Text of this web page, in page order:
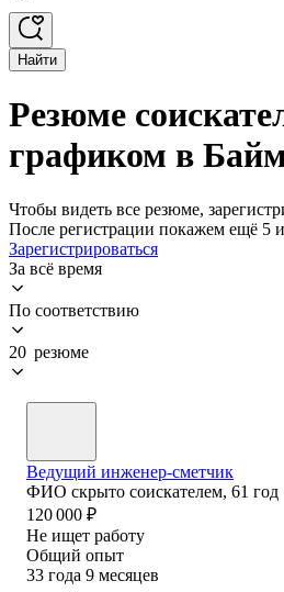
Найти
Резюме
графиком в
Чтобы видеть все резюме,
После регистрации покажем ещё 5
Зарегистрироваться
За всё время
По соответствию
20 резюме
Ведущий инженер-сметчик
ФИО скрыто соискателем, 61 год
120 000 ₽
Не ищет работу
Общий опыт
33 года 9 месяцев